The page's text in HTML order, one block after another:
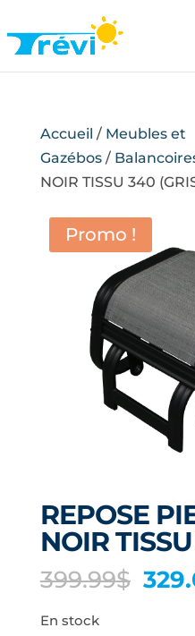
Accueil / Meubles et
Gazébos/
NOIR TISSU 340
Promo !
REPOSE
NOIR
399.99$ Le
En stock